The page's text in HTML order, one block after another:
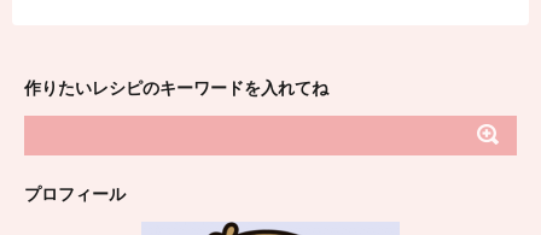
作りたいレシピのキーワードを入れてね
プロフィール